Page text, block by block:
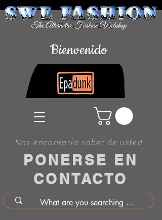
PONERSE EN
CONTACTO
Nos encantaría saber de usted
Bienvenido